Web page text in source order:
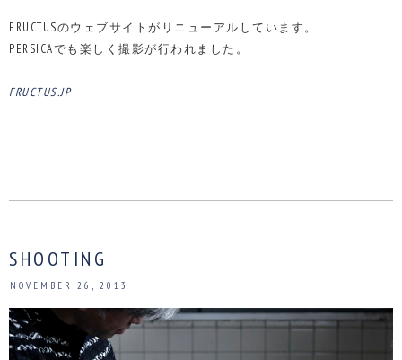
FRUCTUSのウェブサイトがリニューアルしています。
PERSICAでも楽しく撮影が行われました。
FRUCTUS.JP
SHOOTING
NOVEMBER 26, 2013